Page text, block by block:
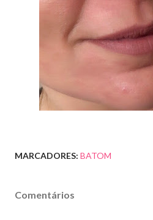
MARCADORES: BATOM
Comentários